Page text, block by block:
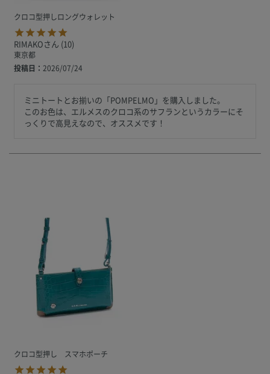
クロコ型押しロングウォレット
RIMAKO 10
東京都
投稿日
2026/07/24
ミニトートとお揃いの「POMPELMO」を購入しました。
このお色は、エルメスのクロコ系のサフランというカラーにそ
っくりで高見えなので、オススメです！
クロコ型押し スマホポーチ